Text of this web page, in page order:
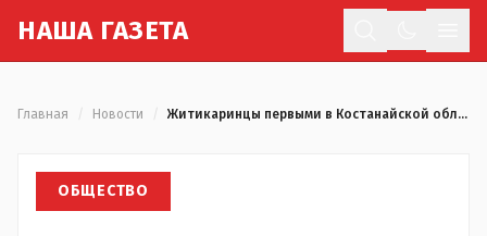
НАША ГАЗЕТА
Главная Новости Житикаринцы первыми в Костанайской области организовали у себя бизнес-форум
ОБЩЕСТВО